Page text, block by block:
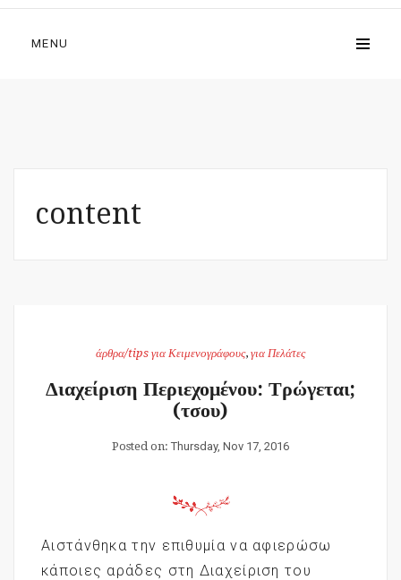
MENU
content
άρθρα/tips για Κειμενογράφους, για Πελάτες
Διαχείριση Περιεχομένου: Τρώγεται;
(τσου)
Posted on: Thursday, Nov 17, 2016
Αιστάνθηκα την επιθυμία να αφιερώσω
κάποιες αράδες στη Διαχείριση του